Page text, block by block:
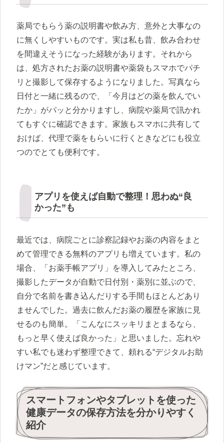
薬局でもらう薬の説明書や飲み方、意外と大事なの
に無くしやすいものです。実は私も昔、飲み合わせ
を間違えそうになった経験があります。それから
は、処方されたお薬の説明書や薬袋もスマホでパチ
リと撮影して保存するようになりました。写真なら
日付と一緒に残るので、「今月はどの薬を飲んでい
たか」がパッと分かりますし、病院や薬局で訊かれ
てもすぐに確認できます。家族もスマホに共有して
おけば、代理で薬をもらいに行くときなどにも役立
つのでとても便利です。
アプリを使えば自動で整理！思わぬ“良
かった”も
最近では、病院ごとに診察記録やお薬の内容をまと
めて管理できる無料のアプリも増えています。私の
場合、「お薬手帳アプリ」を導入してみたところ、
撮影したデータが自動で日付別・薬別に並ぶので、
自分で名前を書き込んだりする手間もほとんどあり
ませんでした。過去に飲んだお薬の履歴を家族に見
せるのも簡単。「こんなにスッキリまとまるなら、
もっと早く使えば良かった」と思いました。忘れや
すい私でも迷わず整理できて、頼れる“デジタルお助
けマン”だと感じています。
スマートフォンやタブレットを使った
健康データの保存方法を分かりやすく
紹介